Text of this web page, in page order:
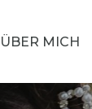
ÜBER MICH